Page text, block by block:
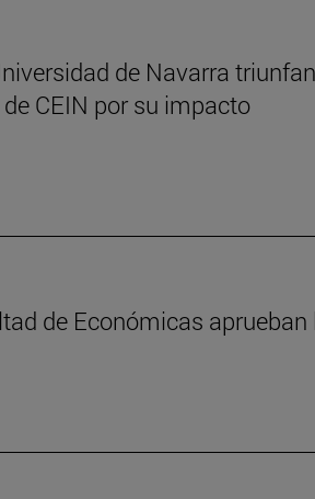
de Navarra
CEIN por su impacto
de Económicas aprueban